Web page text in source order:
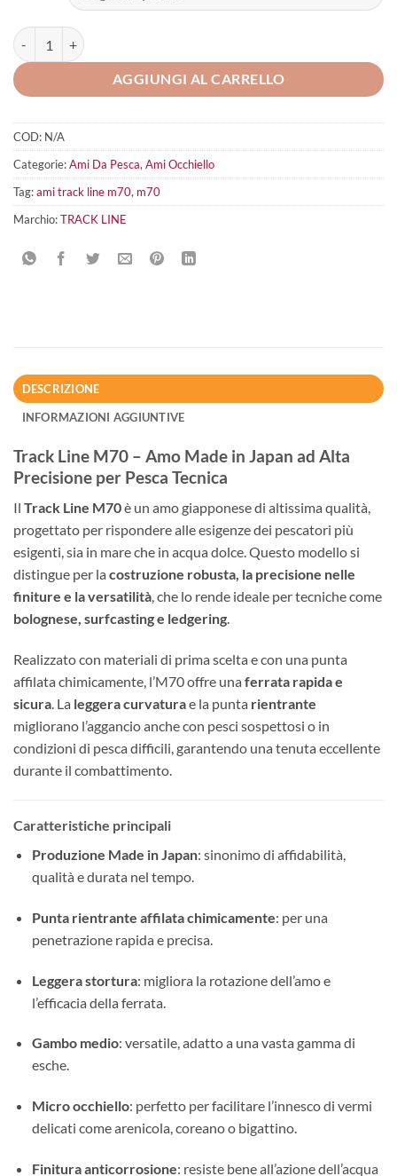
Track Line M70 quantità
AGGIUNGI AL CARRELLO
COD: N/A
Categorie:Ami Da Pesca, Ami Occhiello
Tag:ami track line m70, m70
Marchio:TRACK LINE
DESCRIZIONE
INFORMAZIONI AGGIUNTIVE
Track Line M70 – Amo Made in Japan ad Alta
Precisione per Pesca Tecnica
Il Track Line M70è un amo giapponese di altissima qualità,
progettato per rispondere alle esigenze dei pescatori più
esigenti, sia in mare che in acqua dolce. Questo modello si
distingue per la costruzione robusta, la precisione nelle
finiture e la versatilità, che lo rende ideale per tecniche come
bolognese, surfcasting e ledgering.
Realizzato con materiali di prima scelta e con una punta
affilata chimicamente, l’M70 offre una ferrata rapida e
sicura. La leggera curvaturae la punta rientrante
migliorano l’aggancio anche con pesci sospettosi o in
condizioni di pesca difficili, garantendo una tenuta eccellente
durante il combattimento.
Caratteristiche principali
Produzione Made in Japan: sinonimo di affidabilità,
qualità e durata nel tempo.
Punta rientrante affilata chimicamente: per una
penetrazione rapida e precisa.
Leggera stortura: migliora la rotazione dell’amo e
l’efficacia della ferrata.
Gambo medio: versatile, adatto a una vasta gamma di
esche.
Micro occhiello: perfetto per facilitare l’innesco di vermi
delicati come arenicola, coreano o bigattino.
Finitura anticorrosione: resiste bene all’azione dell’acqua